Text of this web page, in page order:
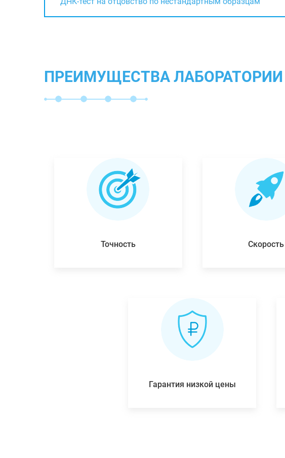
ПРЕИМУЩЕСТВА ЛАБОРАТОРИИ
Точность Скорость
Гарантия низкой цены